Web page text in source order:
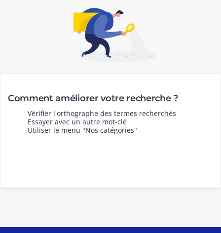
Comment améliorer votre recherche ?
Vérifier l'orthographe des termes recherchés
Essayer avec un autre mot-clé
Utiliser le menu "Nos catégories"